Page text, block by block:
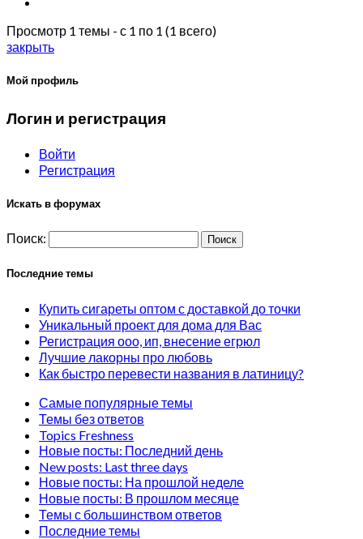
Просмотр 1 темы - с 1 по 1 (1 всего)
закрыть
Мой профиль
Логин и регистрация
Войти
Регистрация
Искать в форумах
Поиск:
Последние темы
Купить сигареты оптом с доставкой до точки
Уникальный проект для дома для Вас
Регистрация ооо, ип, внесение егрюл
Лучшие лакорны про любовь
Как быстро перевести названия в латиницу?
Самые популярные темы
Темы без ответов
Topics Freshness
Новые посты: Последний день
New posts: Last three days
Новые посты: На прошлой неделе
Новые посты: В прошлом месяце
Темы с большинством ответов
Последние темы